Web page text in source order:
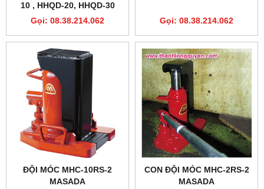
10 , HHQD-20, HHQD-30
Gọi: 08.38.214.062
Gọi: 08.38.214.062
ĐỘI MÓC MHC-10RS-2
MASADA
CON ĐỘI MÓC MHC-2RS-2
MASADA